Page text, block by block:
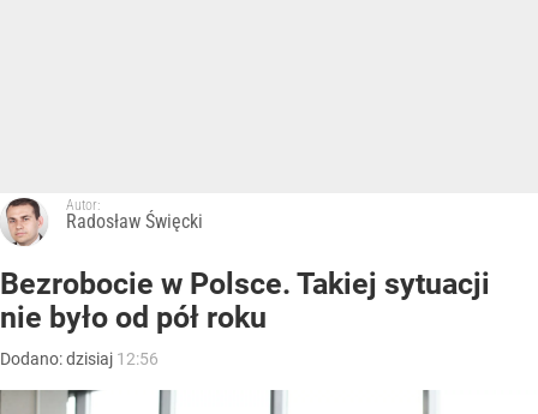
Autor:
Radosław Święcki
Bezrobocie w Polsce. Takiej sytuacji
nie było od pół roku
Dodano:dzisiaj 12:56